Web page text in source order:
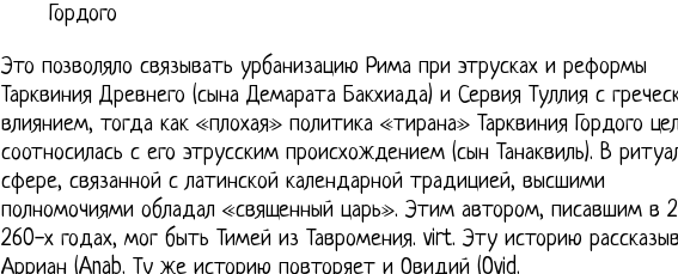
Гордого
Это позволяло связывать урбанизацию Рима при этрусках и реформы
Тарквиния Древнего (сына Демарата Бакхиада) и Сервия Туллия с
влиянием, тогда как «плохая» политика «тирана» Тарквиния Гордого
соотносилась с его этрусским происхождением (сын Танаквиль). В
сфере, связанной с латинской календарной традицией, высшими
полномочиями обладал «священный царь». Этим автором, писавшим в
260-х годах, мог быть Тимей из Тавромения. virt. Эту историю
Арриан (Anab. Ту же историю повторяет и Овидий (Ovid.